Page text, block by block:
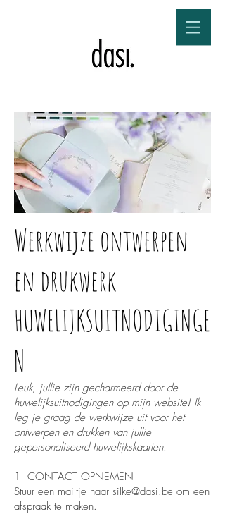
Werkwijze ontwerpen
en drukwerk
HUWELIJKSUITNODIGINGE
N
Leuk, jullie zijn gecharmeerd door de
huwelijksuitnodigingen op mijn website! Ik
leg je graag de werkwijze uit voor het
ontwerpen en drukken van jullie
gepersonaliseerd huwelijkskaarten.
1| CONTACT OPNEMEN
Stuur een mailtje naar silke@dasi.be om een
afspraak te maken.